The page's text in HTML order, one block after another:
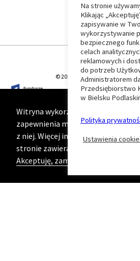
⏶
Wróć
do
strony
© 2026 T-Matic Grupa Computer
Witryna wykorzystuje ciasteczka
zapewnienia maksymalnej wygody
z niej. Więcej informacji na ten
stronie zawierającej naszą
Akceptuję, zamknij komunikat
Na stronie
Klikając
zapisywanie w
wykorzystywanie
bezpiecznego
celach
reklamowych i
do potrzeb
Administratorem
Przedsiębiorstwo
w Bielsku
Polityka
Ustawienia